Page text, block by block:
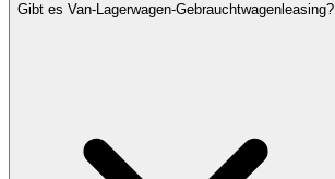
Gibt es Van-Lagerwagen-Gebrauchtwagenleasing?